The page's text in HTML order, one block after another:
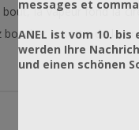
bout, la vapeur fond la
la sortie de la
messages et
ANEL ist vom 10.
werden Ihre
und einen schönen